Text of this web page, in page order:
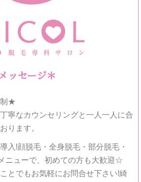
ッセージ＊
制★
寧なカウンセリングと一人一人に合
ります。
入!顔脱毛・全身脱毛・部分脱毛・
ニューで、初めての方も大歓迎☆
とでもお気軽にお問合せ下さい!綺